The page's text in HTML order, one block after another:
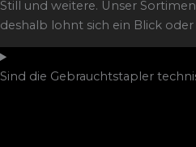
Still und weitere. Unser
deshalb lohnt sich ein Blick
Sind die Gebrauchtstapler